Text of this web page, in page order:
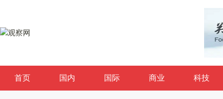
首页 国内 国际 商业 科技